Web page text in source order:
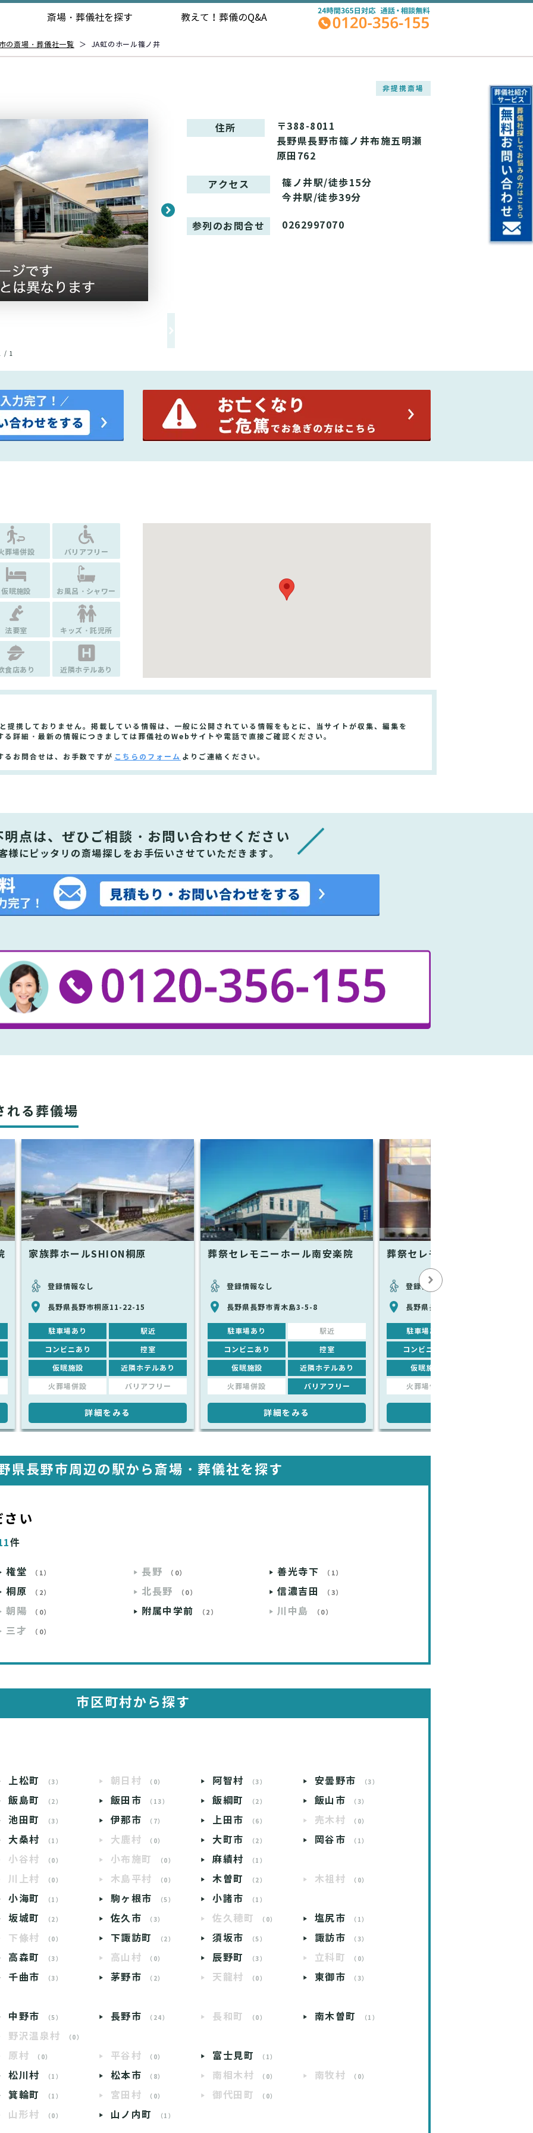
斎場・葬儀社を探す 教えて！ 葬儀のQ&A
の斎場・葬儀社一覧 ＞ JA虹のホール篠ノ井
非提携斎場
/ 1
住所
〒388-8011
長野県長野市篠ノ井布施五明瀬
原田762
アクセス
篠ノ井駅/徒歩15分
今井駅/徒歩39分
参列のお問合せ 0262997070
葬場併設 バリアフリー
仮眠施設 お風呂・シャワー
法要室 キッズ・託児所
食店あり 近隣ホテルあり
提携しておりません。掲載している情報は、一般に公開されている情報をもとに、当サイトが収集、編集を
詳細・最新の情報につきましては葬儀社のWebサイトや電話で直接ご確認ください。
るお問合せは、お手数ですが こちらのフォーム よりご連絡ください。
明点は、ぜひ ご相談・お問い合わせください
様にピッタリの斎場探しをお手伝いさせていただきます。
れる葬儀場
家族葬ホールSHION桐原
登録情報なし
長野県長野市桐原11-22-15
駐車場あり 駅近
コンビニあり 控室
仮眠施設 近隣ホテルあり
火葬場併設 バリアフリー
詳細をみる
葬祭セレモニーホール南安楽院
登録情報なし
長野県長野市青木島3-5-8
駐車場あり 駅近
コンビニあり 控室
仮眠施設 近隣ホテルあり
火葬場併設 バリアフリー
詳細をみる
葬祭セレモニーホール朝陽安
登録情報なし
長野県長野市北尾張部168
駐車場あり
コンビニあり
仮眠施設
火葬場併設
県長野市周辺の駅から 斎場・葬儀社を探す
い
件
権堂 （1） 長野 （0） 善光寺下 （1）
桐原 （2） 北長野 （0） 信濃吉田 （3）
朝陽 （0） 附属中学前 （2） 川中島 （0）
三才 （0）
市区町村から探す
上松町 （3） 朝日村 （0） 阿智村 （3） 安曇野市 （3）
飯島町 （2） 飯田市 （13） 飯綱町 （2） 飯山市 （3）
池田町 （3） 伊那市 （7） 上田市 （6） 売木村 （0）
大桑村 （1） 大鹿村 （0） 大町市 （2） 岡谷市 （1）
小谷村 （0） 小布施町 （0） 麻績村 （1）
川上村 （0） 木島平村 （0） 木曽町 （2） 木祖村 （0）
小海町 （1） 駒ヶ根市 （5） 小諸市 （1）
坂城町 （2） 佐久市 （3） 佐久穂町 （0） 塩尻市 （1）
下條村 （0） 下諏訪町 （2） 須坂市 （5） 諏訪市 （3）
高森町 （3） 高山村 （0） 辰野町 （3） 立科町 （0）
千曲市 （3） 茅野市 （2） 天龍村 （0） 東御市 （3）
中野市 （5） 長野市 （24） 長和町 （0） 南木曽町 （1）
野沢温泉村 （0）
原村 （0） 平谷村 （0） 富士見町 （1）
松川村 （1） 松本市 （8） 南相木村 （0） 南牧村 （0）
箕輪町 （1） 宮田村 （0） 御代田町 （0）
山形村 （0） 山ノ内町 （1）